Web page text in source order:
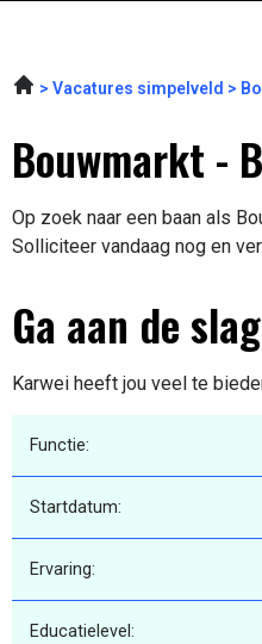
Vacatures simpelveld
Bouwmarkt -
Op zoek naar een baan als
Solliciteer vandaag nog en
Ga aan de
Karwei heeft jou veel te
Functie:
Startdatum:
Ervaring:
Educatielevel: